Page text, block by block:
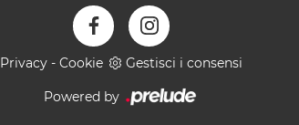
Privacy - Cookie Gestisci i consensi
Powered by